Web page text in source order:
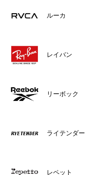
ルーカ
レイバン
リーボック
ライテンダー
レペット